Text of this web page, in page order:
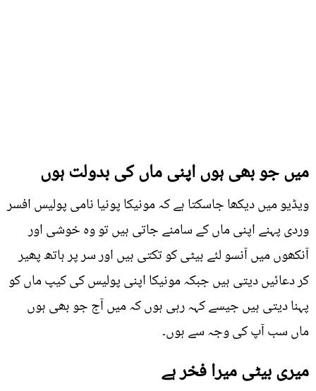
میں جو بھی ہوں اپنی ماں کی بدولت ہوں
ویڈیو میں دیکھا جاسکتا ہے کہ مونیکا پونیا نامی پولیس افسر
وردی پہنے اپنی ماں کے سامنے جاتی ہیں تو وہ خوشی اور
آنکھوں میں آنسو لئے بیٹی کو تکتی ہیں اور سر پر ہاتھ پھیر
کر دعائیں دیتی ہیں جبکہ مونیکا اپنی پولیس کی کیپ ماں کو
پہنا دیتی ہیں جیسے کہہ رہی ہوں کہ میں آج جو بھی ہوں
ماں سب آپ کی وجہ سے ہوں۔
میری بیٹی میرا فخر ہے